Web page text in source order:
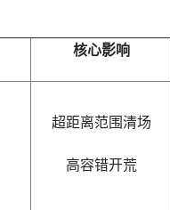
核心影响
超距离范围清场
高容错开荒